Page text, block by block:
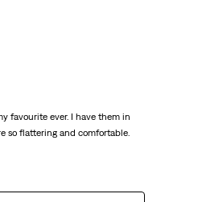
favourite ever. I have them in
so flattering and comfortable.